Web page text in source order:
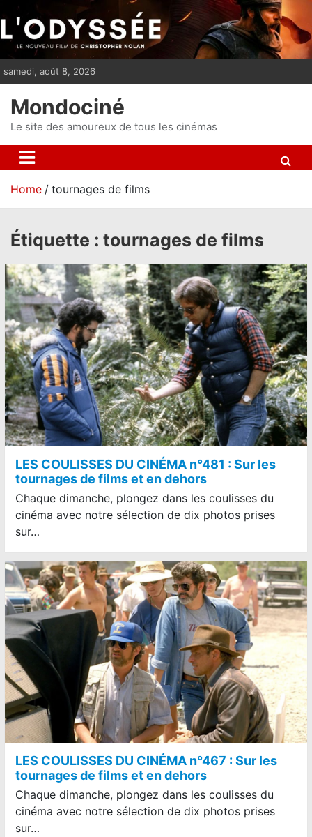
i
p
n
t
samedi, août 8, 2026
Mondociné
Le site des amoureux de tous les cinémas
Home tournages de films
Étiquette : tournages de films
LES COULISSES DU CINÉMA n°481 : Sur les
tournages de films et en dehors
Chaque dimanche, plongez dans les coulisses du
cinéma avec notre sélection de dix photos prises
sur…
LES COULISSES DU CINÉMA n°467 : Sur les
tournages de films et en dehors
Chaque dimanche, plongez dans les coulisses du
cinéma avec notre sélection de dix photos prises
sur…